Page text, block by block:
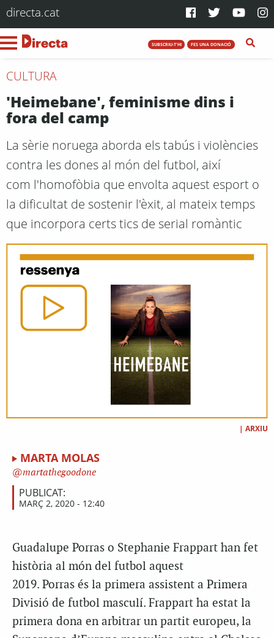
directa.cat
SUBSCRIU-T'HI FES UNA DONACIÓ
CULTURA
'Heimebane', feminisme dins i
fora del camp
La sèrie noruega aborda els tabús i violències
contra les dones al món del futbol, així
com l'homofòbia que envolta aquest esport o
la dificultat de sostenir l'èxit, al mateix temps
que incorpora certs tics de serial romàntic
| ARXIU
MARTA MOLAS
martathegoodone
PUBLICAT:
MARÇ 2, 2020 - 12:40
Guadalupe Porras o Stephanie Frappart han fet
història al món del futbol aquest
2019. Porras és la primera assistent a Primera
Divisió de futbol masculí. Frappart ha estat la
primera dona en arbitrar un partit europeu, la